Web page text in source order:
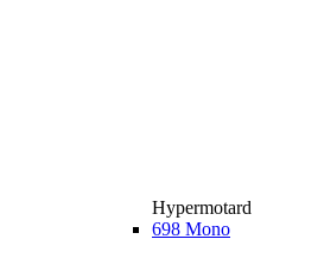
Hypermotard
698 Mono